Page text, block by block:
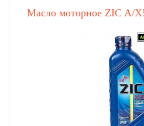
Масло моторное ZIC A/